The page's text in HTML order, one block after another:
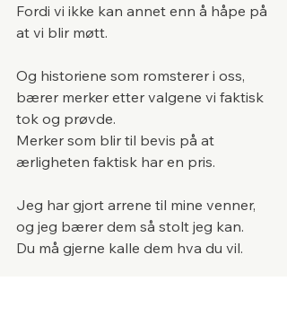
Fordi vi ikke kan annet enn å håpe på
at vi blir møtt.
Og historiene som romsterer i oss,
bærer merker etter valgene vi faktisk
tok og prøvde.
Merker som blir til bevis på at
ærligheten faktisk har en pris.
Jeg har gjort arrene til mine venner,
og jeg bærer dem så stolt jeg kan.
Du må gjerne kalle dem hva du vil.